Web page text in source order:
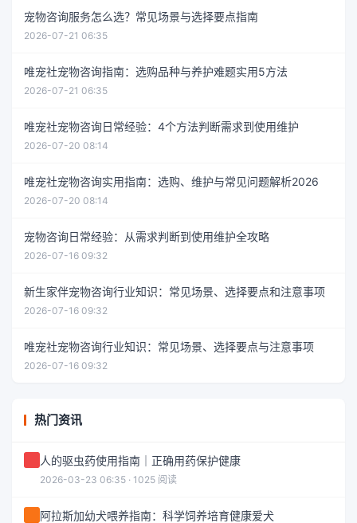
宠物咨询服务怎么选？常见场景与选择要点指南
2026-07-21 06:35
唯宠社宠物咨询指南：选购品种与养护难题实用5方法
2026-07-21 06:35
唯宠社宠物咨询日常经验：4个方法判断需求到使用维护
2026-07-20 08:14
唯宠社宠物咨询实用指南：选购、维护与常见问题解析2026
2026-07-20 08:14
宠物咨询日常经验：从需求判断到使用维护全攻略
2026-07-16 09:32
新生家伴宠物咨询行业知识：常见场景、选择要点和注意事项
2026-07-16 09:32
唯宠社宠物咨询行业知识：常见场景、选择要点与注意事项
2026-07-16 09:32
热门资讯
人的驱虫药使用指南｜正确用药保护健康
2026-03-23 06:35 · 1025 阅读
阿拉斯加幼犬喂养指南：科学饲养培育健康爱犬